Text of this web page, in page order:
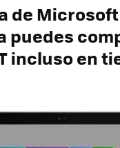
de
puedes
incluso en